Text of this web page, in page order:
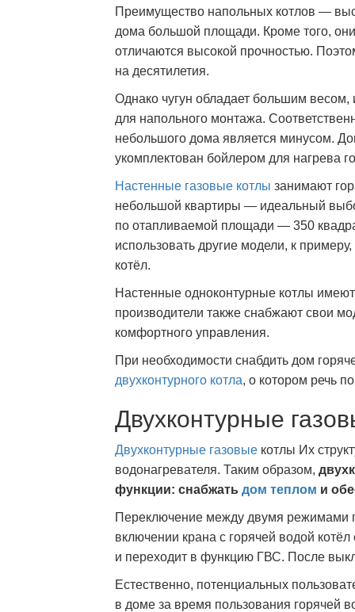
Преимущество напольных котлов —
дома большой площади. Кроме того,
отличаются высокой прочностью.
на десятилетия.
Однако чугун обладает большим
для напольного монтажа.
небольшого дома является минусом.
укомплектован бойлером для нагрева
Настенные газовые котлы занимают
небольшой квартиры — идеальный
по отапливаемой площади — 350
использовать другие модели, к
котёл.
Настенные одноконтурные котлы
производители также снабжают свои
комфортного управления.
При необходимости снабдить дом
двухконтурного котла, о котором речь
Двухконтурные
Двухконтурные газовые котлы Их
водонагревателя. Таким образом,
функции: снабжать дом теплом и
Переключение между двумя режимами
включении крана с горячей водой
и переходит в функцию ГВС. После
Естественно, потенциальных
в доме за время пользования горячей